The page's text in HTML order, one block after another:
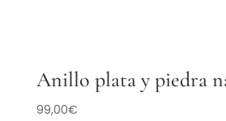
Anillo plata y piedra
99,00€